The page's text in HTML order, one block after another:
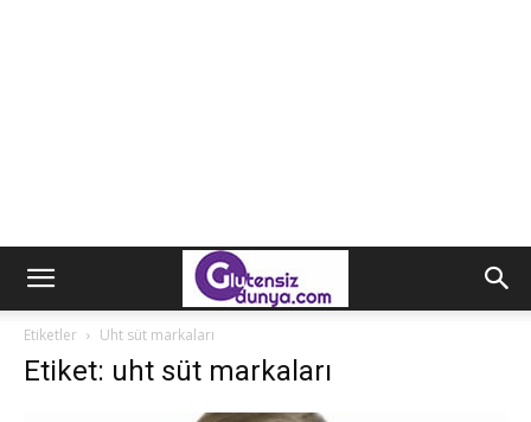
Etiketler Uht süt markaları
Etiket: uht süt markaları